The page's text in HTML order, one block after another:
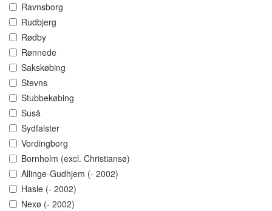
Ravnsborg
Rudbjerg
Rødby
Rønnede
Sakskøbing
Stevns
Stubbekøbing
Suså
Sydfalster
Vordingborg
Bornholm (excl. Christiansø)
Allinge-Gudhjem (- 2002)
Hasle (- 2002)
Nexø (- 2002)